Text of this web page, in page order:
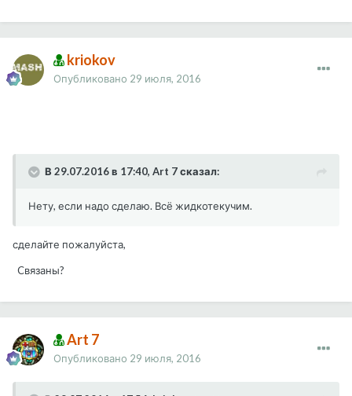
kriokov
Опубликовано 29 июля, 2016
В 29.07.2016 в 17:40, Art 7 сказал:
Нету, если надо сделаю. Всё жидкотекучим.
сделайте пожалуйста,
Cвязаны?
Art 7
Опубликовано 29 июля, 2016